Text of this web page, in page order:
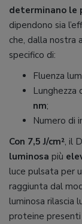
determinano le
dipendono sia
che, dalla nostra
specifico di:
Fluenza
Lunghezza
nm;
Numero di
Con 7,5 J/cm², il
luminosa più
luce pulsata per
raggiunta dal
luminosa rilascia
proteine